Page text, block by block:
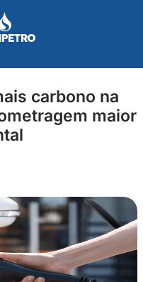
carbono na
maior